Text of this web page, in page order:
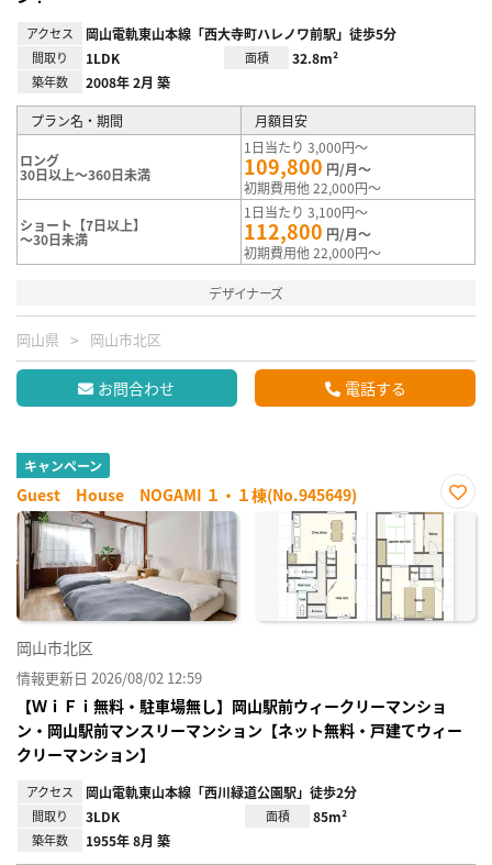
アクセス 岡山電軌東山本線「西大寺町ハレノワ前駅」徒歩5分
間取り 1LDK 面積 32.8m²
築年数 2008年 2月 築
プラン名・期間 月額目安
ロング
30日以上～360日未満
1日当たり 3,000円～
109,800 円/月～
初期費用他 22,000円～
ショート【7日以上】
～30日未満
1日当たり 3,100円～
112,800 円/月～
初期費用他 22,000円～
デザイナーズ
岡山県 岡山市北区
お問合わせ 電話する
キャンペーン
Guest House NOGAMI １・１棟(No.945649)
お気
り登
録
岡山市北区
情報更新日 2026/08/02 12:59
【ＷｉＦｉ無料・駐車場無し】岡山駅前ウィークリーマンショ
ン・岡山駅前マンスリーマンション【ネット無料・戸建てウィー
クリーマンション】
アクセス 岡山電軌東山本線「西川緑道公園駅」徒歩2分
間取り 3LDK 面積 85m²
築年数 1955年 8月 築